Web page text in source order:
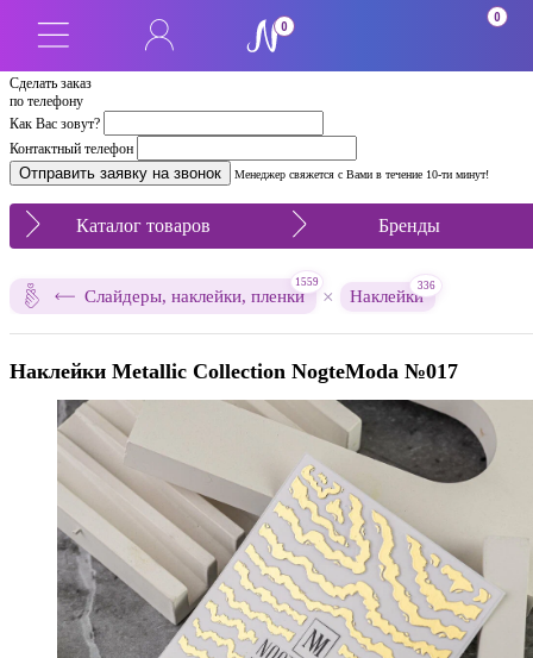
Сделать заказ
по телефону
Как Вас зовут?
Контактный телефон
Менеджер свяжется с Вами в течение 10-ти минут!
0
0
Каталог товаров Бренды
Слайдеры, наклейки, пленки
1559
× Наклейки
336
Наклейки Metallic Collection NogteModa №017